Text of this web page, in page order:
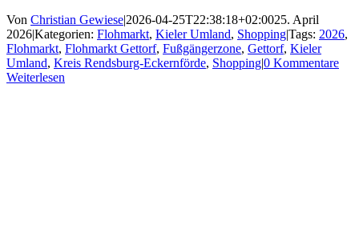
Von Christian Gewiese|2026-04-25T22:38:18+02:0025. April
2026|Kategorien: Flohmarkt, Kieler Umland, Shopping|Tags: 2026,
Flohmarkt, Flohmarkt Gettorf, Fußgängerzone, Gettorf, Kieler
Umland, Kreis Rendsburg-Eckernförde, Shopping|0 Kommentare
Weiterlesen